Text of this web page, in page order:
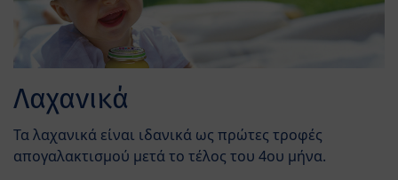
Λαχανικά
Τα λαχανικά είναι ιδανικά ως πρώτες τροφές
απογαλακτισμού μετά το τέλος του 4ου μήνα.